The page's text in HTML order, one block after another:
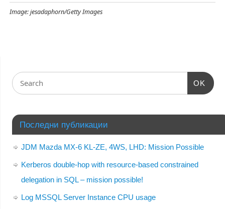
Image: jesadaphorn/Getty Images
OK
Последни публикации
JDM Mazda MX-6 KL-ZE, 4WS, LHD: Mission Possible
Kerberos double-hop with resource-based constrained
delegation in SQL – mission possible!
Log MSSQL Server Instance CPU usage